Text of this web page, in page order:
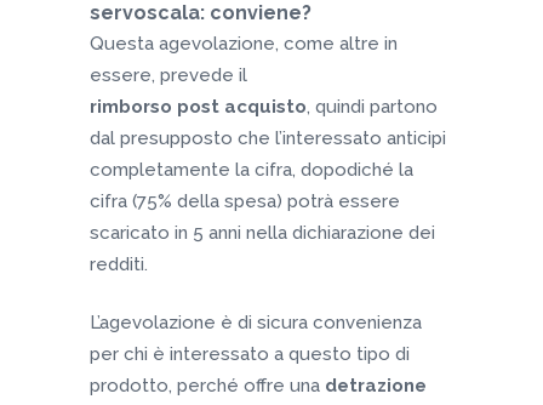
servoscala: conviene?
Questa agevolazione, come altre in
essere, prevede il
rimborso post acquisto, quindi partono
dal presupposto che l’interessato anticipi
completamente la cifra, dopodiché la
cifra (75% della spesa) potrà essere
scaricato in 5 anni nella dichiarazione dei
redditi.
L’agevolazione è di sicura convenienza
per chi è interessato a questo tipo di
prodotto, perché offre una detrazione